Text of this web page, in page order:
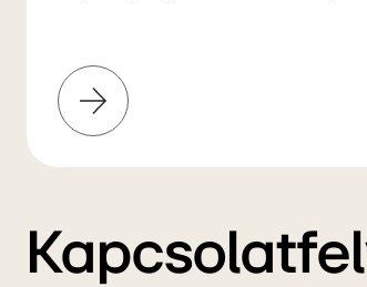
További
információk